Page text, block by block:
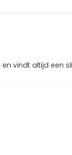
vindt altijd een